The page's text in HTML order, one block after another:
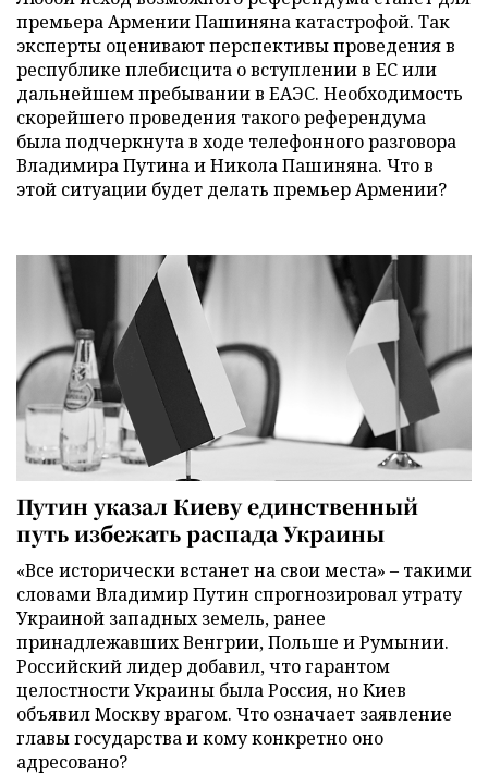
премьера Армении Пашиняна катастрофой. Так
эксперты оценивают перспективы проведения в
республике плебисцита о вступлении в ЕС или
дальнейшем пребывании в ЕАЭС. Необходимость
скорейшего проведения такого референдума
была подчеркнута в ходе телефонного разговора
Владимира Путина и Никола Пашиняна. Что в
этой ситуации будет делать премьер Армении?
Путин указал Киеву единственный
путь избежать распада Украины
«Все исторически встанет на свои места» – такими
словами Владимир Путин спрогнозировал утрату
Украиной западных земель, ранее
принадлежавших Венгрии, Польше и Румынии.
Российский лидер добавил, что гарантом
целостности Украины была Россия, но Киев
объявил Москву врагом. Что означает заявление
главы государства и кому конкретно оно
адресовано?